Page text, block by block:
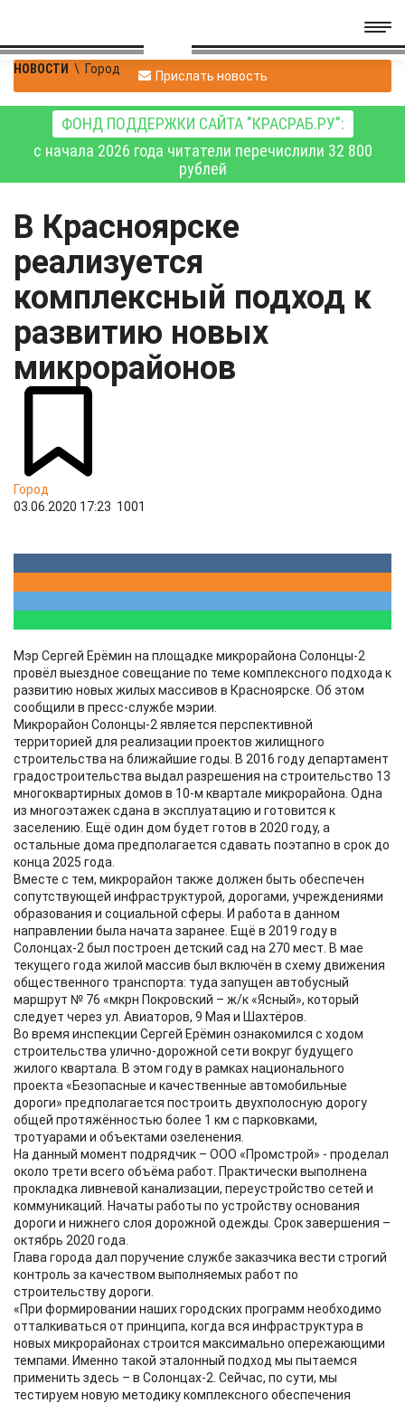
НОВОСТИ \ Город Прислать новость
ФОНД ПОДДЕРЖКИ САЙТА "КРАСРАБ.РУ":
с начала 2026 года читатели перечислили 32 800
рублей
В Красноярске
реализуется
комплексный подход к
развитию новых
микрорайонов
Город
03.06.2020 17:23 1001
Мэр Сергей Ерёмин на площадке микрорайона Солонцы-2
провёл выездное совещание по теме комплексного подхода к
развитию новых жилых массивов в Красноярске. Об этом
сообщили в пресс-службе мэрии.
Микрорайон Солонцы-2 является перспективной
территорией для реализации проектов жилищного
строительства на ближайшие годы. В 2016 году департамент
градостроительства выдал разрешения на строительство 13
многоквартирных домов в 10-м квартале микрорайона. Одна
из многоэтажек сдана в эксплуатацию и готовится к
заселению. Ещё один дом будет готов в 2020 году, а
остальные дома предполагается сдавать поэтапно в срок до
конца 2025 года.
Вместе с тем, микрорайон также должен быть обеспечен
сопутствующей инфраструктурой, дорогами, учреждениями
образования и социальной сферы. И работа в данном
направлении была начата заранее. Ещё в 2019 году в
Солонцах-2 был построен детский сад на 270 мест. В мае
текущего года жилой массив был включён в схему движения
общественного транспорта: туда запущен автобусный
маршрут № 76 «мкрн Покровский – ж/к «Ясный», который
следует через ул. Авиаторов, 9 Мая и Шахтёров.
Во время инспекции Сергей Ерёмин ознакомился с ходом
строительства улично-дорожной сети вокруг будущего
жилого квартала. В этом году в рамках национального
проекта «Безопасные и качественные автомобильные
дороги» предполагается построить двухполосную дорогу
общей протяжённостью более 1 км с парковками,
тротуарами и объектами озеленения.
На данный момент подрядчик – ООО «Промстрой» - проделал
около трети всего объёма работ. Практически выполнена
прокладка ливневой канализации, переустройство сетей и
коммуникаций. Начаты работы по устройству основания
дороги и нижнего слоя дорожной одежды. Срок завершения –
октябрь 2020 года.
Глава города дал поручение службе заказчика вести строгий
контроль за качеством выполняемых работ по
строительству дороги.
«При формировании наших городских программ необходимо
отталкиваться от принципа, когда вся инфраструктура в
новых микрорайонах строится максимально опережающими
темпами. Именно такой эталонный подход мы пытаемся
применить здесь – в Солонцах-2. Сейчас, по сути, мы
тестируем новую методику комплексного обеспечения